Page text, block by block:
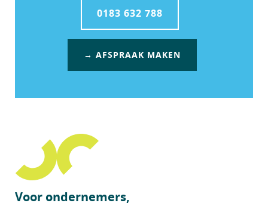
0183 632 788
→ AFSPRAAK MAKEN
Voor ondernemers,